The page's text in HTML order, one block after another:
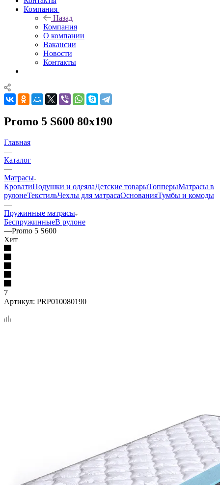
Компания
Назад
Компания
О компании
Вакансии
Новости
Контакты
Promo 5 S600 80x190
Главная
—
Каталог
—
Матрасы
КроватиПодушки и одеялаДетские товарыТопперыМатрасы в
рулонеТекстильЧехлы для матрасаОснованияТумбы и комоды
—
Пружинные матрасы
БеспружинныеВ рулоне
—Promo 5 S600
Хит
7
Артикул: PRP010080190